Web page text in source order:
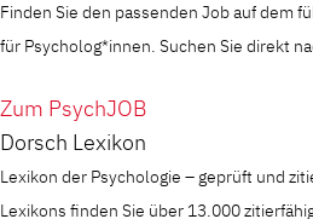
Finden Sie den passenden Job auf dem
für Psycholog*innen. Suchen Sie direkt
Zum PsychJOB
Dorsch Lexikon
Lexikon der Psychologie – geprüft und
Lexikons finden Sie über 13.000